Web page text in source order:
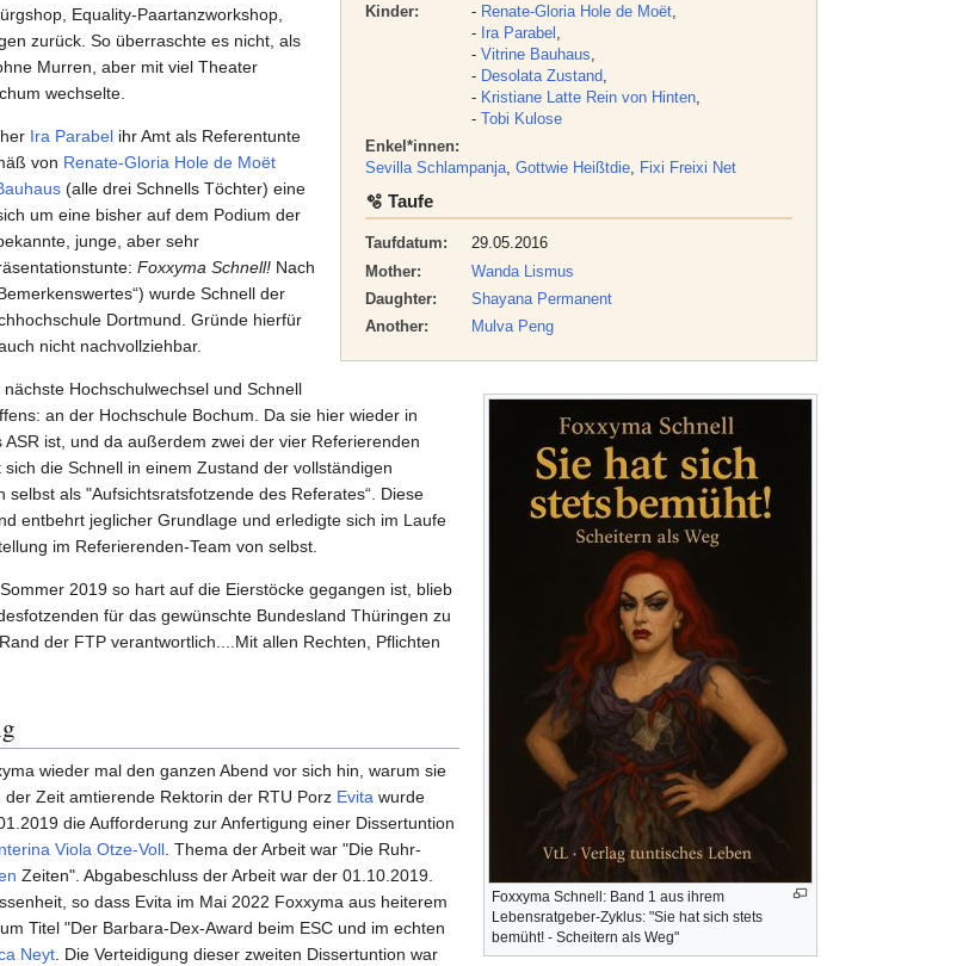
Kinder:
- Renate-Gloria Hole de Moët
- Ira Parabel
-Vitrine Bauhaus
- Desolata Zustand
- Kristiane Latte Rein von Hinten
-Tobi Kulose
Enkel*innen:
Sevilla Schlampanja, Gottwie Heißtdie, Fixi Freixi Net
🫧 Taufe
Taufdatum:
29.05.2016
Mother:
Wanda Lismus
Daughter:
Shayana Permanent
Another:
Mulva Peng
Foxxyma Schnell: Band 1 aus ihrem
Lebensratgeber-Zyklus: "Sie hat sich stets
bemüht! - Scheitern als Weg"
Equality-Paartanzworkshop,
zurück. So überraschte es nicht, als
Murren, aber mit viel Theater
wechselte.
Ira Parabel ihr Amt als Referentunte
von Renate-Gloria Hole de Moët
(alle drei Schnells Töchter) eine
um eine bisher auf dem Podium der
junge, aber sehr
Foxxyma Schnell! Nach
wurde Schnell der
Dortmund. Gründe hierfür
nicht nachvollziehbar.
Hochschulwechsel und Schnell
an der Hochschule Bochum. Da sie hier wieder in
ist, und da außerdem zwei der vier Referierenden
die Schnell in einem Zustand der vollständigen
als "Aufsichtsratsfotzende des Referates“. Diese
entbehrt jeglicher Grundlage und erledigte sich im Laufe
im Referierenden-Team von selbst.
2019 so hart auf die Eierstöcke gegangen ist, blieb
für das gewünschte Bundesland Thüringen zu
der FTP verantwortlich....Mit allen Rechten, Pflichten
wieder mal den ganzen Abend vor sich hin, warum sie
Zeit amtierende Rektorin der RTU Porz Evita wurde
die Aufforderung zur Anfertigung einer Dissertuntion
Viola Otze-Voll. Thema der Arbeit war "Die Ruhr-
Zeiten". Abgabeschluss der Arbeit war der 01.10.2019.
so dass Evita im Mai 2022 Foxxyma aus heiterem
Titel "Der Barbara-Dex-Award beim ESC und im echten
Neyt. Die Verteidigung dieser zweiten Dissertuntion war